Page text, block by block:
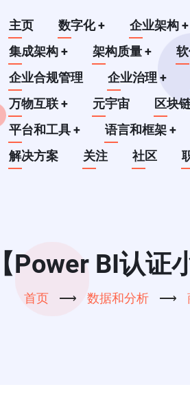
Main
navigation
主页 数字化+ 企业架构+
集成架构+ 架构质量+
企业合规管理
企业治理+
万物互联+ 元宇宙 区块
平台和工具+ 语言和框架+
解决方案
关注 社区
【Power BI认
首页 ⟶ 数据和分析 ⟶